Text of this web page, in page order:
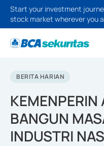
Start your investment
stock market wherever you
BERITA HARIAN
KEMENPERIN
BANGUN
INDUSTRI